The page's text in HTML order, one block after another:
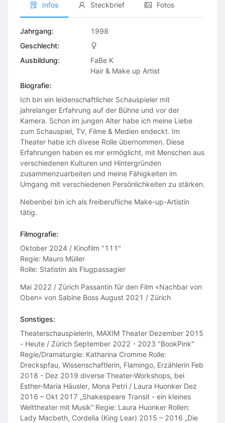
Infos Steckbrief Fotos
Jahrgang:
1998
Geschlecht:
Ausbildung:
FaBe K
Hair & Make up Artist
Biografie:
Ich bin ein leidenschaftlicher Schauspieler mit
jahrelanger Erfahrung auf der Bühne und vor der
Kamera. Schon im jungen Alter habe ich meine Liebe
zum Schauspiel, TV, Filme & Medien endeckt. Im
Theater habe ich divese Rolle übernommen. Diese
Erfahrungen haben es mir ermöglicht, mit Menschen aus
verschiedenen Kulturen und Hintergründen
zusammenzuarbeiten und meine Fähigkeiten im
Umgang mit verschiedenen Persönlichkeiten zu stärken​.
Nebenbei bin ich als freiberufliche Make-up-Artistin
tätig.
Filmografie:
Oktober 2024 / Kinofilm "111"
Regie: Mauro Müller
Rolle: Statistin als Flugpassagier
Mai 2022 / Zürich Passantin für den Film «Nachbar von
Oben» von Sabine Boss August 2021 / Zürich​
Sonstiges:
Theaterschauspielerin, MAXIM Theater Dezember 2015
- Heute / Zürich September 2022 - 2023 "BookPink"
Regie/Dramaturgie: Katharina Cromme Rolle:
Dreckspfau, Wissenschaftlerin, Flamingo, Erzählerin Feb
2018 - Dez 2019 diverse Theater-Workshops, bei
Esther-Maria Häusler, Mona Petri / Laura Huonker Dez
2016 – Okt 2017 „Shakespeare Transit - ein kleines
Welttheater mit Musik“ Regie: Laura Huonker Rollen:
Lady Macbeth, Cordelia (King Lear) 2015 – 2016 „Die